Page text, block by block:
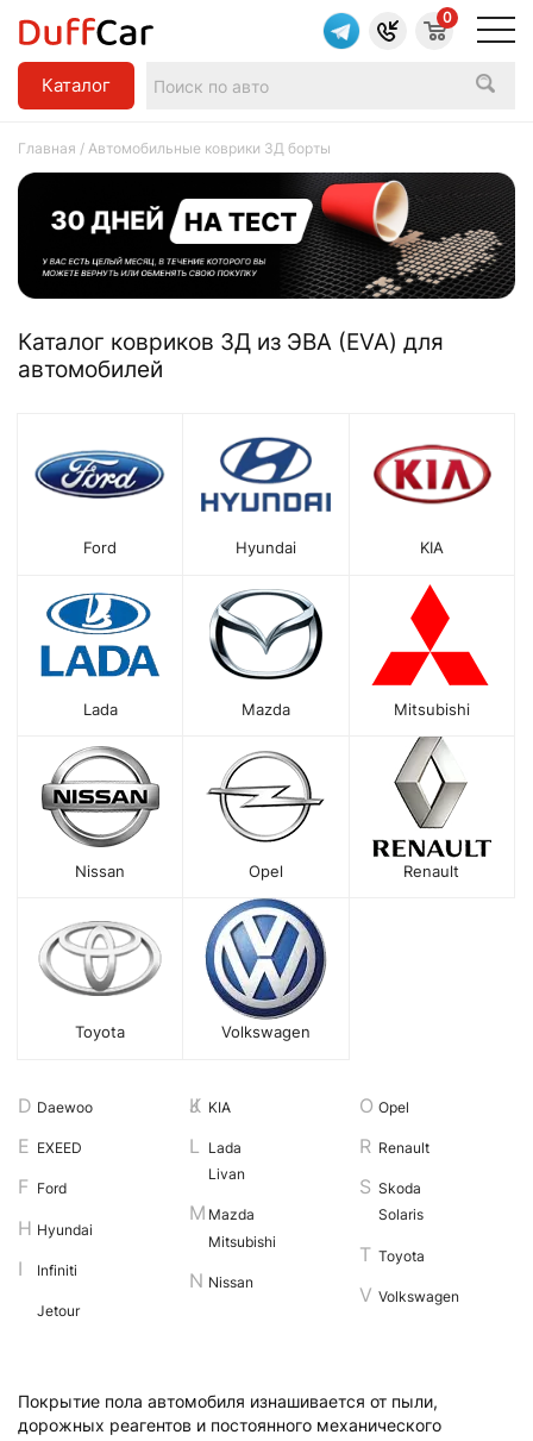
Каталог
0
Главная / Автомобильные коврики 3Д борты
Каталог ковриков 3Д из ЭВА (EVA) для
автомобилей
Ford Hyundai KIA
Lada Mazda Mitsubishi
Nissan Opel Renault
Toyota Volkswagen
Daewoo
EXEED
Ford
Hyundai
Infiniti
Jetour
KIA
Lada
Livan
Mazda
Mitsubishi
Nissan
Opel
Renault
Skoda
Solaris
Toyota
Volkswagen
Покрытие пола автомобиля изнашивается от пыли,
дорожных реагентов и постоянного механического